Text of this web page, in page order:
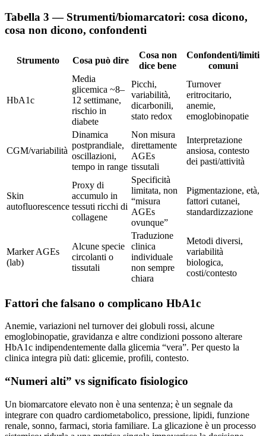
Tabella 3 — Strumenti/biomarcatori: cosa dicono,
cosa non dicono, confondenti
Strumento Cosa può dire
Cosa non
dice bene
Confondenti/limiti
comuni
HbA1c
Media
glicemica ~8–
12 settimane,
rischio in
diabete
Picchi,
variabilità,
dicarbonili,
stato redox
Turnover
eritrocitario,
anemie,
emoglobinopatie
CGM/variabilità
Dinamica
postprandiale,
oscillazioni,
tempo in range
Non misura
direttamente
AGEs
tissutali
Interpretazione
ansiosa, contesto
dei pasti/attività
Skin
autofluorescence
Proxy di
accumulo in
tessuti ricchi di
collagene
Specificità
limitata, non
“misura
AGEs
ovunque”
Pigmentazione, età,
fattori cutanei,
standardizzazione
Marker AGEs
(lab)
Alcune specie
circolanti o
tissutali
Traduzione
clinica
individuale
non sempre
chiara
Metodi diversi,
variabilità
biologica,
costi/contesto
Fattori che falsano o complicano HbA1c
Anemie, variazioni nel turnover dei globuli rossi, alcune
emoglobinopatie, gravidanza e altre condizioni possono alterare
HbA1c indipendentemente dalla glicemia “vera”. Per questo la
clinica integra più dati: glicemie, profili, contesto.
“Numeri alti” vs significato fisiologico
Un biomarcatore elevato non è una sentenza; è un segnale da
integrare con quadro cardiometabolico, pressione, lipidi, funzione
renale, sonno, farmaci, storia familiare. La glicazione è un processo